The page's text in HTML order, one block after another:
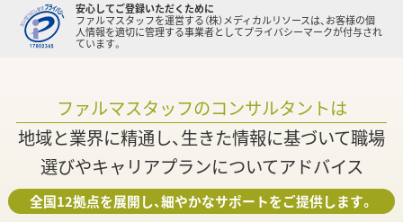
安心してご登録いただくために
ファルマスタッフを運営する（株）メディカルリソースは、お客様の個
人情報を適切に管理する事業者としてプライバシーマークが付与され
ています。
ファルマスタッフのコンサルタントは
地域と業界に精通し、生きた情報に基づいて職場
選びやキャリアプランについてアドバイス
全国12拠点を展開し、細やかなサポートをご提供します。